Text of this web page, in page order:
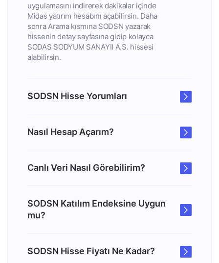
uygulamasını indirerek dakikalar içinde
Midas yatırım hesabını açabilirsin. Daha
sonra Arama kısmına SODSN yazarak
hissenin detay sayfasına gidip kolayca
SODAS SODYUM SANAYII A.S. hissesi
alabilirsin.
SODSN Hisse Yorumları
Nasıl Hesap Açarım?
Canlı Veri Nasıl Görebilirim?
SODSN Katılım Endeksine Uygun
mu?
SODSN Hisse Fiyatı Ne Kadar?